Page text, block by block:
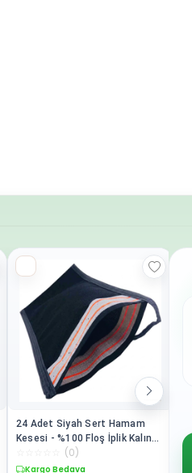
24 Adet Siyah Sert Hamam
Kesesi - %100 Floş İplik Kalın
Vücut Banyo Derin Kir Çıkarıcı
Ölü Deri Temizleyici Peeling
(0)
Kargo Bedava